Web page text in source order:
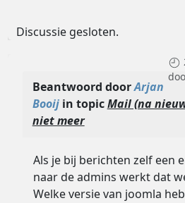
Discussie gesloten.
Beantwoord doorArjan
Booijin topicMail (na
niet meer
Als je bij berichten zelf een
naar de admins werkt dat
Welke versie van joomla